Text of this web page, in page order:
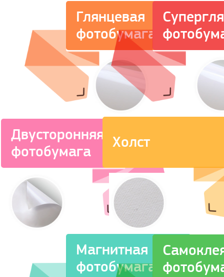
Глянцевая
фотобумага
Двусторонняя
фотобумага
Холст
Магнитная
фотобумага